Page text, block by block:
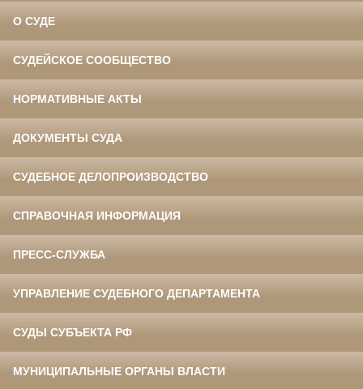
О СУДЕ
СУДЕЙСКОЕ СООБЩЕСТВО
НОРМАТИВНЫЕ АКТЫ
ДОКУМЕНТЫ СУДА
СУДЕБНОЕ ДЕЛОПРОИЗВОДСТВО
СПРАВОЧНАЯ ИНФОРМАЦИЯ
ПРЕСС-СЛУЖБА
УПРАВЛЕНИЕ СУДЕБНОГО ДЕПАРТАМЕНТА
СУДЫ СУБЪЕКТА РФ
МУНИЦИПАЛЬНЫЕ ОРГАНЫ ВЛАСТИ